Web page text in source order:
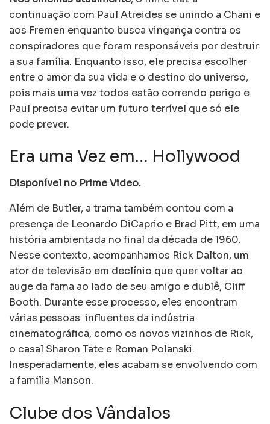
continuação com Paul Atreides se unindo a Chani e
aos Fremen enquanto busca vingança contra os
conspiradores que foram responsáveis por destruir
a sua família. Enquanto isso, ele precisa escolher
entre o amor da sua vida e o destino do universo,
pois mais uma vez todos estão correndo perigo e
Paul precisa evitar um futuro terrível que só ele
pode prever.
Era uma Vez em… Hollywood
Disponível no Prime Video.
Além de Butler, a trama também contou com a
presença de Leonardo DiCaprio e Brad Pitt, em uma
história ambientada no final da década de 1960.
Nesse contexto, acompanhamos Rick Dalton, um
ator de televisão em declínio que quer voltar ao
auge da fama ao lado de seu amigo e dublê, Cliff
Booth. Durante esse processo, eles encontram
várias pessoas influentes da indústria
cinematográfica, como os novos vizinhos de Rick,
o casal Sharon Tate e Roman Polanski.
Inesperadamente, eles acabam se envolvendo com
a família Manson.
Clube dos Vândalos